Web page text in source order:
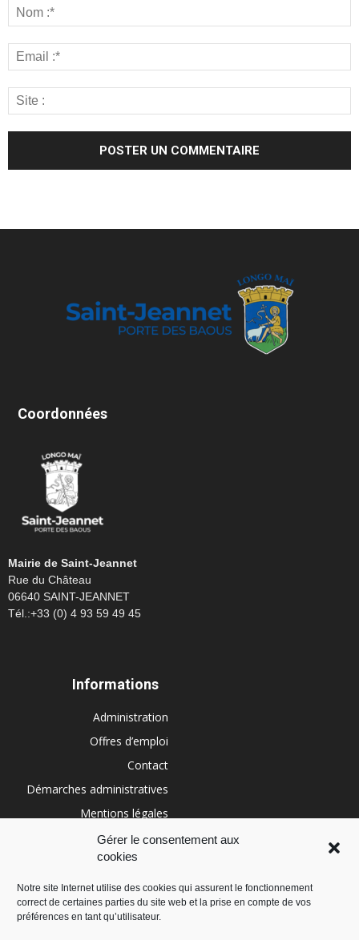
Gérer le consentement aux
cookies
Notre site Internet utilise des cookies qui assurent le fonctionnement
correct de certaines parties du site web et la prise en compte de vos
préférences en tant qu’utilisateur.
Coordonnées
Mairie de Saint-Jeannet
Rue du Château
06640 SAINT-JEANNET
Tél.:+33 (0) 4 93 59 49 45
Informations
Administration
Offres d’emploi
Contact
Démarches administratives
Mentions légales
Conditions générales
Politique de cookies (UE)
RÉGION SUD